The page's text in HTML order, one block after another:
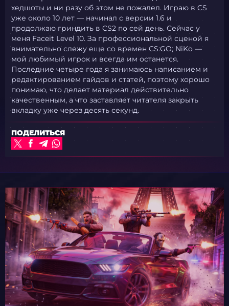
хедшоты и ни разу об этом не пожалел. Играю в CS
уже около 10 лет — начинал с версии 1.6 и
продолжаю гриндить в CS2 по сей день. Сейчас у
меня Faceit Level 10. За профессиональной сценой я
внимательно слежу еще со времен CS:GO; NiKo —
мой любимый игрок и всегда им останется.
Последние четыре года я занимаюсь написанием и
редактированием гайдов и статей, поэтому хорошо
понимаю, что делает материал действительно
качественным, а что заставляет читателя закрыть
вкладку уже через десять секунд.
ПОДЕЛИТЬСЯ